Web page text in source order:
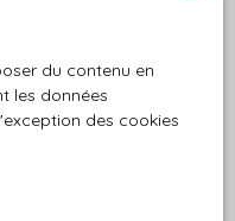
du contenu en
les données
des cookies